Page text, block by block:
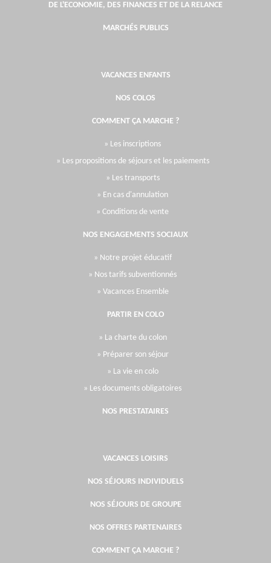
DE L'ECONOMIE, DES FINANCES ET DE LA RELANCE
MARCHÉS PUBLICS
VACANCES ENFANTS
NOS COLOS
COMMENT ÇA MARCHE ?
» Les inscriptions
» Les propositions de séjours et les paiements
» Les transports
» En cas d'annulation
» Conditions de vente
NOS ENGAGEMENTS SOCIAUX
» Notre projet éducatif
» Nos tarifs subventionnés
» Vacances Ensemble
PARTIR EN COLO
» La charte du colon
» Préparer son séjour
» La vie en colo
» Les documents obligatoires
NOS PRESTATAIRES
VACANCES LOISIRS
NOS SÉJOURS INDIVIDUELS
NOS SÉJOURS DE GROUPE
NOS OFFRES PARTENAIRES
COMMENT ÇA MARCHE ?